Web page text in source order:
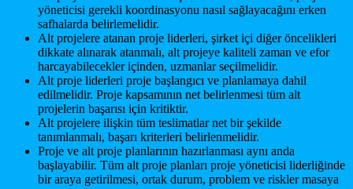
yöneticisi gerekli koordinasyonu nasıl sağlayacağını erken
safhalarda belirlemelidir.
Alt projelere atanan proje liderleri, şirket içi diğer öncelikleri
dikkate alınarak atanmalı, alt projeye kaliteli zaman ve efor
harcayabilecekler içinden, uzmanlar seçilmelidir.
Alt proje liderleri proje başlangıcı ve planlamaya dahil
edilmelidir. Proje kapsamının net belirlenmesi tüm alt
projelerin başarısı için kritiktir.
Alt projelere ilişkin tüm teslimatlar net bir şekilde
tanımlanmalı, başarı kriterleri belirlenmelidir.
Proje ve alt proje planlarının hazırlanması aynı anda
başlayabilir. Tüm alt proje planları proje yöneticisi liderliğinde
bir araya getirilmesi, ortak durum, problem ve riskler masaya